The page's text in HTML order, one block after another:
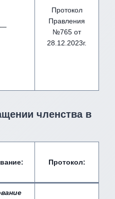
—
Протокол
Правления
№765 от
28.12.2023г.
членства в
Протокол: